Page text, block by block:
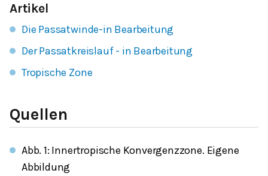
Artikel
Die Passatwinde-in Bearbeitung
Der Passatkreislauf - in Bearbeitung
Tropische Zone
Quellen
Abb. 1: Innertropische Konvergenzzone. Eigene
Abbildung